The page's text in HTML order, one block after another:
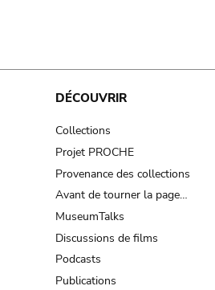
DÉCOUVRIR
Collections
Projet PROCHE
Provenance des collections
Avant de tourner la page…
MuseumTalks
Discussions de films
Podcasts
Publications